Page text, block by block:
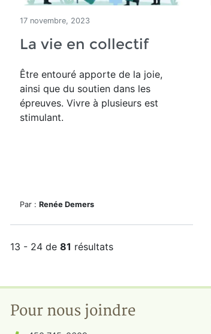
17 novembre, 2023
La vie en collectif
Être entouré apporte de la joie,
ainsi que du soutien dans les
épreuves. Vivre à plusieurs est
stimulant.
Par : Renée Demers
13 - 24 de 81 résultats
Pour nous joindre